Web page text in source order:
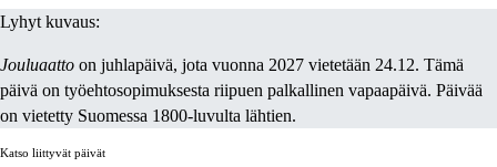
Lyhyt kuvaus:
Jouluaatto on juhlapäivä, jota vuonna 2027 vietetään 24.12. Tämä
päivä on työehtosopimuksesta riipuen palkallinen vapaapäivä. Päivää
on vietetty Suomessa 1800-luvulta lähtien.
Katso liittyvät päivät